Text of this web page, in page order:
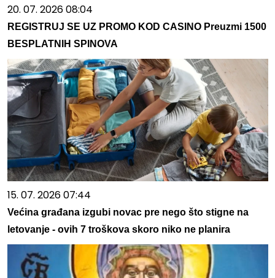
20. 07. 2026 08:04
REGISTRUJ SE UZ PROMO KOD CASINO Preuzmi 1500
BESPLATNIH SPINOVA
15. 07. 2026 07:44
Većina građana izgubi novac pre nego što stigne na
letovanje - ovih 7 troškova skoro niko ne planira